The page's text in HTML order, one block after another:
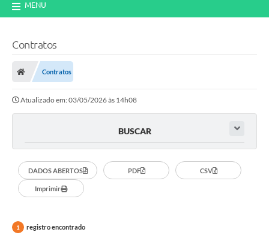
MENU
Contratos
Contratos
Atualizado em: 03/05/2026 às 14h08
BUSCAR
DADOS ABERTOS PDF CSV
Imprimir
1 registro encontrado